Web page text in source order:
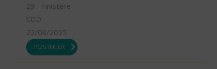
29 - Finistère
CDD
22/08/2025
POSTULER